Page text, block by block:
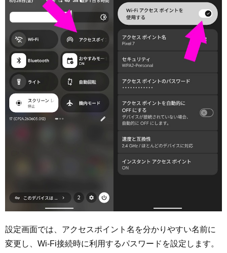
設定画面では、アクセスポイント名を分かりやすい名前に
変更し、Wi-Fi接続時に利用するパスワードを設定します。